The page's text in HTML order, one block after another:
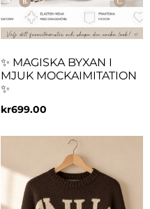
✨ MAGISKA BYXAN I
MJUK MOCKAIMITATION
✨
kr699.00